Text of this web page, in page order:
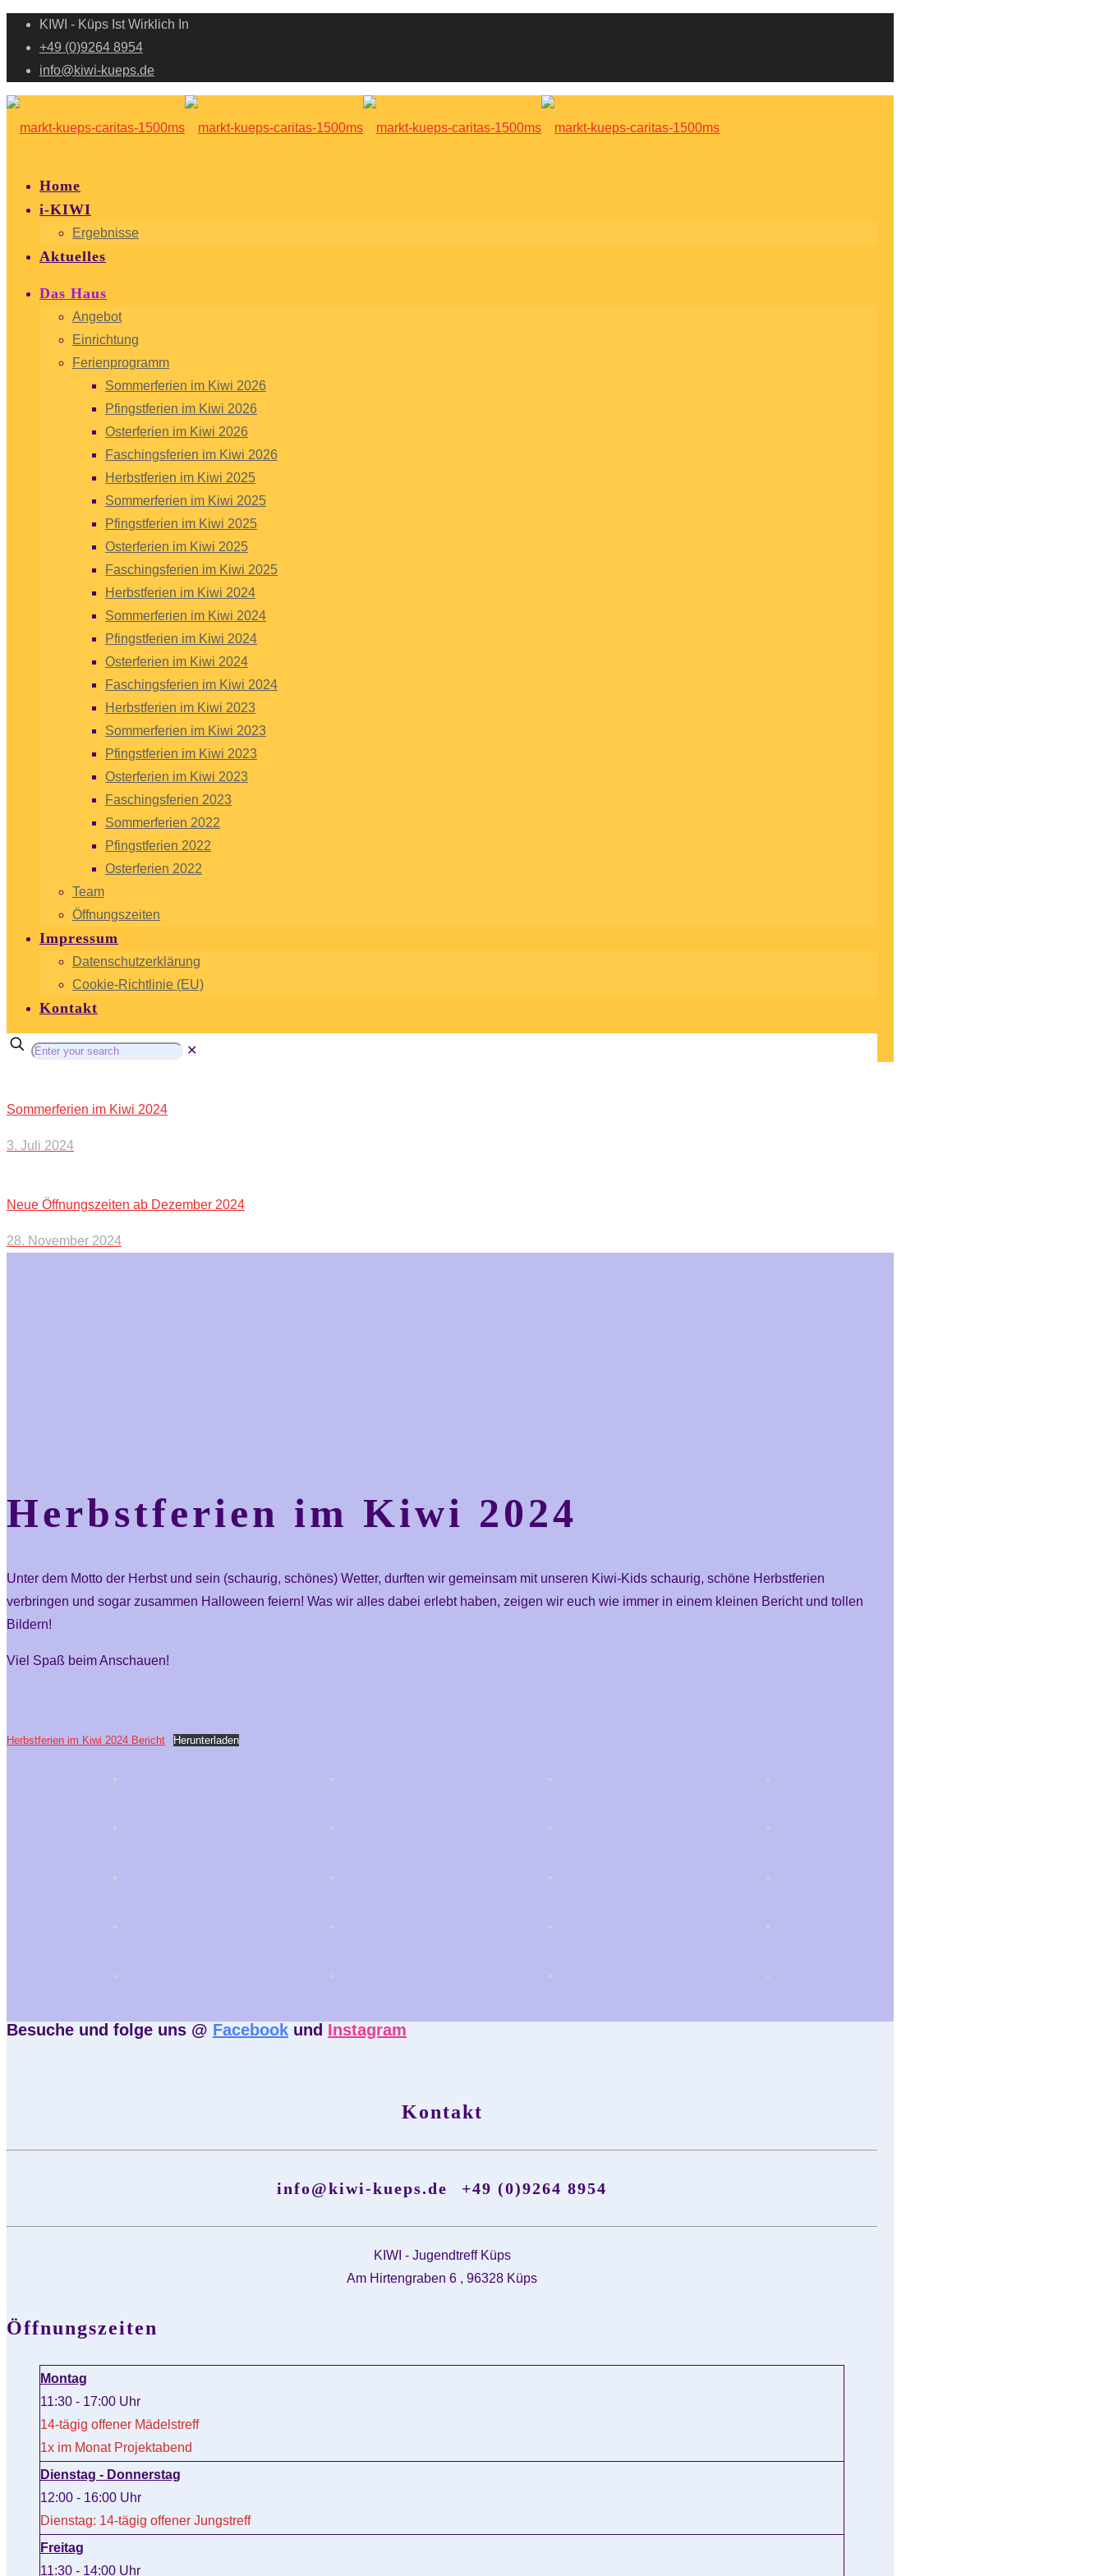
KIWI - Küps Ist Wirklich In
+49 (0)9264 8954
info@kiwi-kueps.de
Home
i-KIWI
Ergebnisse
Aktuelles
Das Haus
Angebot
Einrichtung
Ferienprogramm
Sommerferien im Kiwi 2026
Pfingstferien im Kiwi 2026
Osterferien im Kiwi 2026
Faschingsferien im Kiwi 2026
Herbstferien im Kiwi 2025
Sommerferien im Kiwi 2025
Pfingstferien im Kiwi 2025
Osterferien im Kiwi 2025
Faschingsferien im Kiwi 2025
Herbstferien im Kiwi 2024
Sommerferien im Kiwi 2024
Pfingstferien im Kiwi 2024
Osterferien im Kiwi 2024
Faschingsferien im Kiwi 2024
Herbstferien im Kiwi 2023
Sommerferien im Kiwi 2023
Pfingstferien im Kiwi 2023
Osterferien im Kiwi 2023
Faschingsferien 2023
Sommerferien 2022
Pfingstferien 2022
Osterferien 2022
Team
Öffnungszeiten
Impressum
Datenschutzerklärung
Cookie-Richtlinie (EU)
Kontakt
✕
Sommerferien im Kiwi 2024
3. Juli 2024
Neue Öffnungszeiten ab Dezember 2024
28. November 2024
Herbstferien im Kiwi 2024
Unter dem Motto der Herbst und sein (schaurig, schönes) Wetter, durften wir gemeinsam mit unseren Kiwi-Kids schaurig, schöne Herbstferien
verbringen und sogar zusammen Halloween feiern! Was wir alles dabei erlebt haben, zeigen wir euch wie immer in einem kleinen Bericht und tollen
Bildern!
Viel Spaß beim Anschauen!
Herbstferien im Kiwi 2024 Bericht Herunterladen
Besuche und folge uns @ Facebook und Instagram
Kontakt
info@kiwi-kueps.de +49 (0)9264 8954
KIWI - Jugendtreff Küps
Am Hirtengraben 6 , 96328 Küps
Öffnungszeiten
Montag
11:30 - 17:00 Uhr
14-tägig offener Mädelstreff
1x im Monat Projektabend
Dienstag - Donnerstag
12:00 - 16:00 Uhr
Dienstag: 14-tägig offener Jungstreff
Freitag
11:30 - 14:00 Uhr